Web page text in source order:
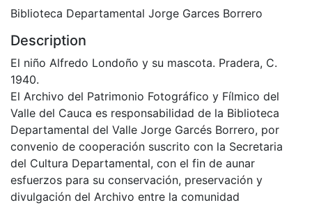
Biblioteca Departamental Jorge Garces Borrero
Description
El niño Alfredo Londoño y su mascota. Pradera, C.
1940.
El Archivo del Patrimonio Fotográfico y Fílmico del
Valle del Cauca es responsabilidad de la Biblioteca
Departamental del Valle Jorge Garcés Borrero, por
convenio de cooperación suscrito con la Secretaria
del Cultura Departamental, con el fin de aunar
esfuerzos para su conservación, preservación y
divulgación del Archivo entre la comunidad